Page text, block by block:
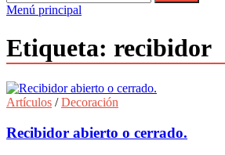
Menú principal
Etiqueta: recibidor
Artículos /Decoración
Recibidor abierto o cerrado.